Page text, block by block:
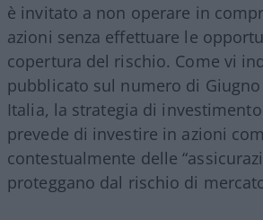
è invitato a non operare in
azioni senza effettuare le
copertura del rischio. Come vi
pubblicato sul numero di
Italia, la strategia di
prevede di investire in azioni
contestualmente delle
proteggano dal rischio di